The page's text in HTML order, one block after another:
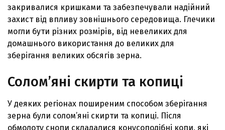
закривалися кришками та забезпечували надійний
захист від впливу зовнішнього середовища. Глечики
могли бути різних розмірів, від невеликих для
домашнього використання до великих для
зберігання великих обсягів зерна.
Солом’яні скирти та копиці
У деяких регіонах поширеним способом зберігання
зерна були солом’яні скирти та копиці. Після
обмолоту снопи складалися конусоподібні копи, які